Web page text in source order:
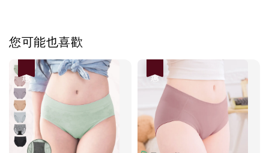
您可能也喜歡